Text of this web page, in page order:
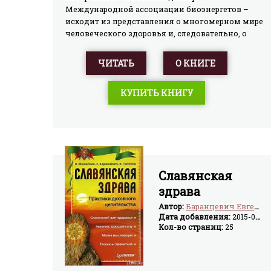
мнению Захарии Ситчина, именно переход от
поклонения представителям пришельцев к
религии, основанной на вере в их мудрого
Международной ассоциации биоэнергетов –
исходит из представления о многомерном мире
человеческого здоровья и, следовательно, о
Книга базируется не только на прочной основе
накопленных человечеством знаний, но и на
фундаменте авторского опыта.
ЧИТАТЬ О КНИГЕ
КУПИТЬ КНИГУ
Славянская
здрава
Автор:Баранцевич Евгений Робертович
Дата добавления:2015-03-25
Кол-во страниц:25